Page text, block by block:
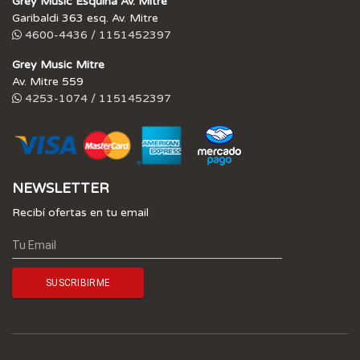
Garibaldi 363 esq. Av. Mitre
4600-4436 / 1151452397
Grey Music Mitre
Av. Mitre 559
4253-1074 / 1151452397
NEWSLETTER
Recibí ofertas en tu email